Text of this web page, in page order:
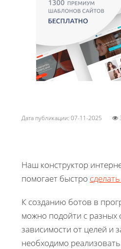
Дата публикации: 07-11-2025
Наш конструктор
помогает быстро
К созданию ботов в
можно подойти с разных
зависимости от целей и
необходимо